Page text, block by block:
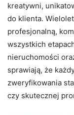
kreatywni,
do klienta.
profesjonalną,
wszystkich
nieruchomości
sprawiają, że
zweryfikowania
czy skutecznej